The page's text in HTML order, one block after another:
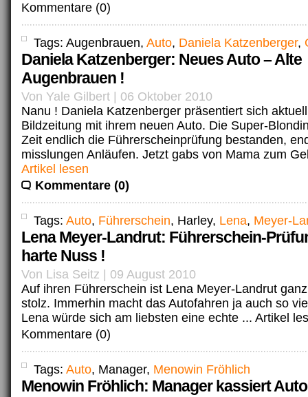
Kommentare (0)
Tags: Augenbrauen, Auto, Daniela Katzenberger,
Daniela Katzenberger: Neues Auto – Alte
Augenbrauen !
Von Yale Gilbert | 06 Oktober 2010
Nanu ! Daniela Katzenberger präsentiert sich
Bildzeitung mit ihrem neuen Auto. Die Super-
Zeit endlich die Führerscheinprüfung bestanden,
misslungen Anläufen. Jetzt gabs von Mama zum
Artikel lesen
Kommentare (0)
Tags: Auto, Führerschein, Harley, Lena, Meyer-
Lena Meyer-Landrut: Führerschein-
harte Nuss !
Von Lisa Seitz | 09 August 2010
Auf ihren Führerschein ist Lena Meyer-Landrut
stolz. Immerhin macht das Autofahren ja auch so
Lena würde sich am liebsten eine echte ... Artikel
Kommentare (0)
Tags: Auto, Manager, Menowin Fröhlich
Menowin Fröhlich: Manager kassiert